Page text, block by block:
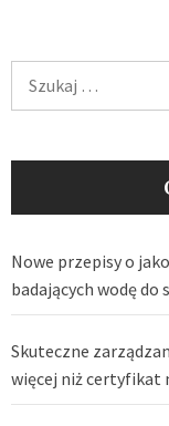
Nowe przepisy o
badających wodę do
Skuteczne
więcej niż certyfikat